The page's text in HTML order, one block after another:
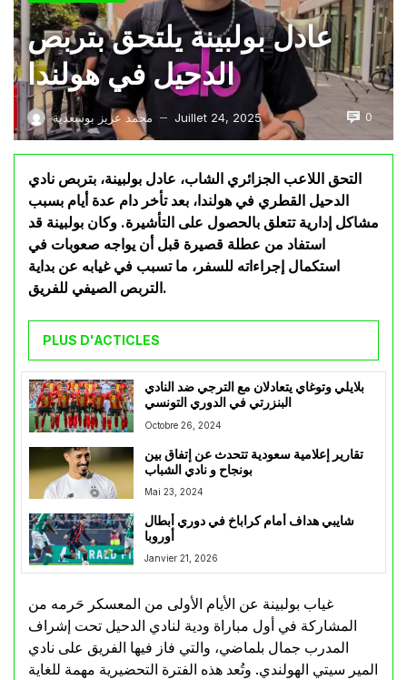
عادل بولبينة يلتحق بتربص
الدحيل في هولندا
محمد عزيز بوسعدية — Juillet 24, 2025 0
التحق اللاعب الجزائري الشاب، عادل بولبينة، بتربص نادي
الدحيل القطري في هولندا، بعد تأخر دام عدة أيام بسبب
مشاكل إدارية تتعلق بالحصول على التأشيرة. وكان بولبينة قد
استفاد من عطلة قصيرة قبل أن يواجه صعوبات في
استكمال إجراءاته للسفر، ما تسبب في غيابه عن بداية
التربص الصيفي للفريق.
PLUS D'ACTICLES
بلايلي وتوغاي يتعادلان مع الترجي ضد النادي
البنزرتي في الدوري التونسي
Octobre 26, 2024
تقارير إعلامية سعودية تتحدث عن إتفاق بين
بونجاح و نادي الشباب
Mai 23, 2024
شايبي هداف أمام كراباخ في دوري أبطال
أوروبا
Janvier 21, 2026
غياب بولبينة عن الأيام الأولى من المعسكر حَرمه من
المشاركة في أول مباراة ودية لنادي الدحيل تحت إشراف
المدرب جمال بلماضي، والتي فاز فيها الفريق على نادي
المير سيتي الهولندي. وتُعد هذه الفترة التحضيرية مهمة للغاية